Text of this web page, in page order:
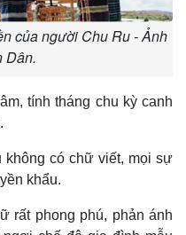
của người Chu Ru - Ảnh
Dân.
tính tháng chu kỳ canh
có chữ viết, mọi sự
khẩu.
rất phong phú, phản ánh